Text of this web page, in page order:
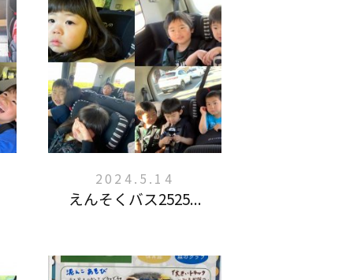
2024.5.14
えんそくバス2525...